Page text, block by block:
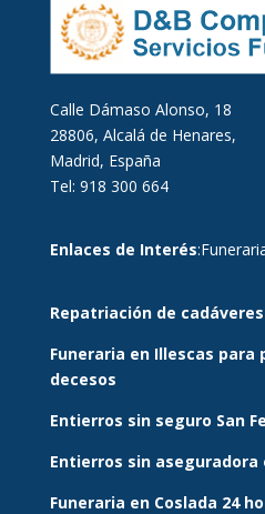
Calle Dámaso Alonso, 18
28806, Alcalá de Henares,
Madrid, España
Tel: 918 300 664
Enlaces de Interés:
Repatriación de
Funeraria en Illescas para
decesos
Entierros sin seguro San
Entierros sin aseguradora
Funeraria en Coslada 24